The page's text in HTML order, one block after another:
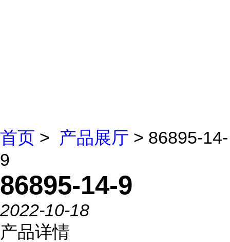
首页 > 产品展厅 > 86895-14-
9
86895-14-9
2022-10-18
产品详情